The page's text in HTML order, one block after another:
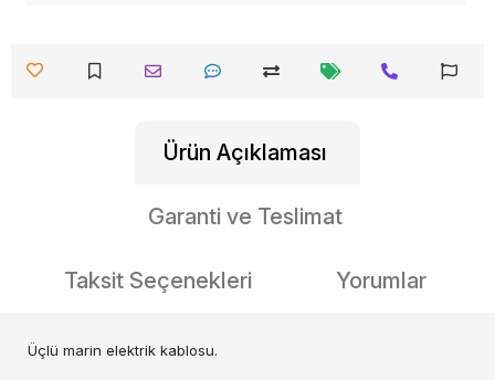
Ürün Açıklaması
Garanti ve Teslimat
Taksit Seçenekleri Yorumlar
Üçlü marin elektrik kablosu.